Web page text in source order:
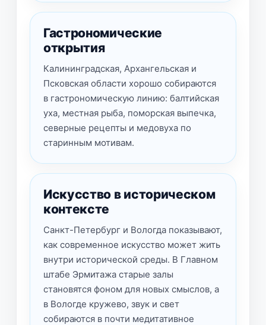
Гастрономические
открытия
Калининградская, Архангельская и
Псковская области хорошо собираются
в гастрономическую линию: балтийская
уха, местная рыба, поморская выпечка,
северные рецепты и медовуха по
старинным мотивам.
Искусство в историческом
контексте
Санкт-Петербург и Вологда показывают,
как современное искусство может жить
внутри исторической среды. В Главном
штабе Эрмитажа старые залы
становятся фоном для новых смыслов, а
в Вологде кружево, звук и свет
собираются в почти медитативное